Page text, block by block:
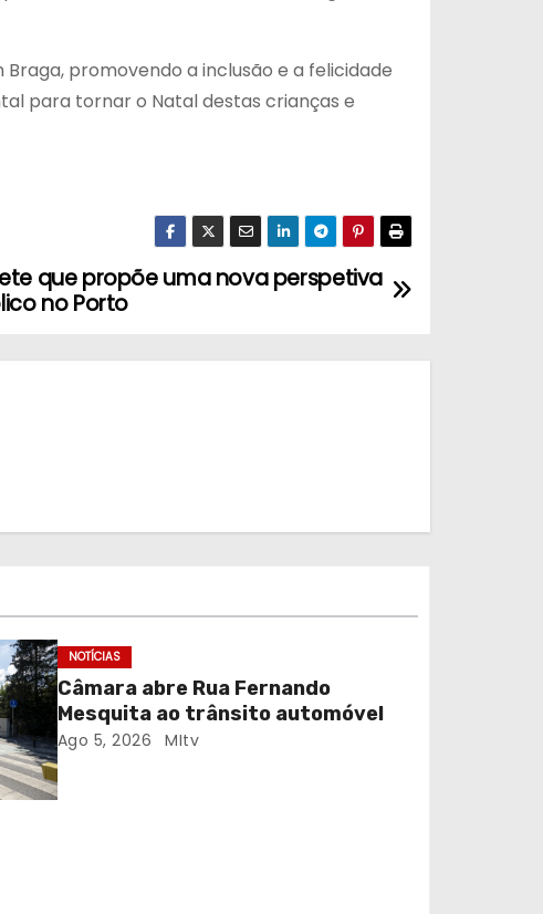
promovendo a inclusão e a felicidade
para tornar o Natal destas crianças e
que propõe uma nova perspetiva
no Porto
NOTÍCIAS
Câmara abre Rua Fernando
Mesquita ao trânsito automóvel
Ago 5, 2026 MItv